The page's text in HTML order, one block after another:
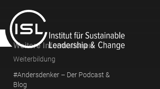
Weitere Informationen
Weiterbildung
#Andersdenker – Der Podcast &
Blog